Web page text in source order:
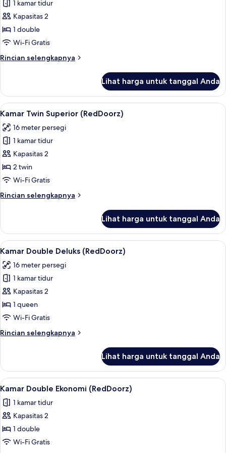
untuk
Kamar
Double
Superior
1 kamar tidur
Kapasitas 2
1 double
Wi-Fi Gratis
Rincian selengkapnya
Rincian
Kamar
Double
Superior
Lihat harga untuk tanggal Anda
Lihat
semua
foto
untuk
Kamar
Twin
Superior
Kamar Twin Superior (RedDoorz) |
10
Kamar Twin Superior (RedDoorz)
16 meter persegi
1 kamar tidur
Kapasitas 2
2 twin
Wi-Fi Gratis
Rincian selengkapnya
Rincian
Kamar
Twin
Superior
Lihat harga untuk tanggal Anda
Lihat
semua
foto
untuk
Kamar
Double
Deluks
Kamar Double Deluks (RedDoorz) |
8
Kamar Double Deluks (RedDoorz)
16 meter persegi
1 kamar tidur
Kapasitas 2
1 queen
Wi-Fi Gratis
Rincian selengkapnya
Rincian
Kamar
Double
Deluks
Lihat harga untuk tanggal Anda
Lihat
semua
foto
untuk
Kamar
Double
5
Kamar Double Ekonomi (RedDoorz)
1 kamar tidur
Kapasitas 2
1 double
Wi-Fi Gratis